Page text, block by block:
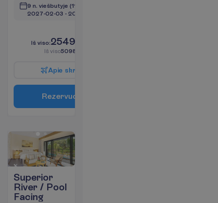
9 n. viešbutyje (11 n. iš viso)
2027-02-03 - 2027-02-13
Iš viso:2549.00
Iš viso5098.00
Apie skr
Rezervuo
Superior
River / Pool
Facing